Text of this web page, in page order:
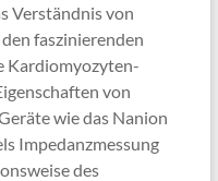
Verständnis von
faszinierenden
Kardiomyozyten-
von
wie das Nanion
Impedanzmessung
des